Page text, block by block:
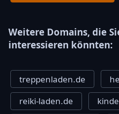
Weitere Domains, die
interessieren könnten:
treppenladen.de
reiki-laden.de